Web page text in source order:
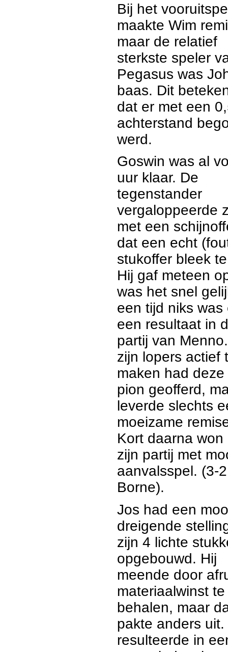
Bij het
maakte Wim
maar de relatief
sterkste speler
Pegasus was
baas. Dit
dat er met een
achterstand
werd.
Goswin was al
uur klaar. De
tegenstander
vergaloppeerde
met een
dat een echt
stukoffer bleek
Hij gaf meteen
was het snel
een tijd niks was
een resultaat in
partij van
zijn lopers actief
maken had
pion geofferd,
leverde slechts
moeizame
Kort daarna won
zijn partij met
aanvalsspel. (3-
Borne).
Jos had een
dreigende
zijn 4 lichte
opgebouwd. Hij
meende door
materiaalwinst te
behalen, maar
pakte anders uit.
resulteerde in